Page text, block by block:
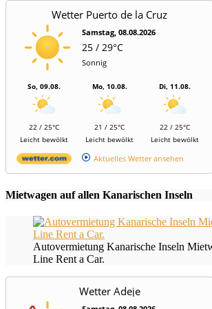
Wetter Puerto de la Cruz
Samstag, 08.08.2026
25 / 29°C
Sonnig
So, 09.08.
22 / 25°C
Leicht bewölkt
Mo, 10.08.
21 / 25°C
Leicht bewölkt
Di, 11.08.
22 / 25°C
Leicht bewölkt
Aktuelles Wetter ansehen
Mietwagen auf allen Kanarischen Inseln
Autovermietung Kanarische Inseln
Line Rent a Car.
Wetter Adeje